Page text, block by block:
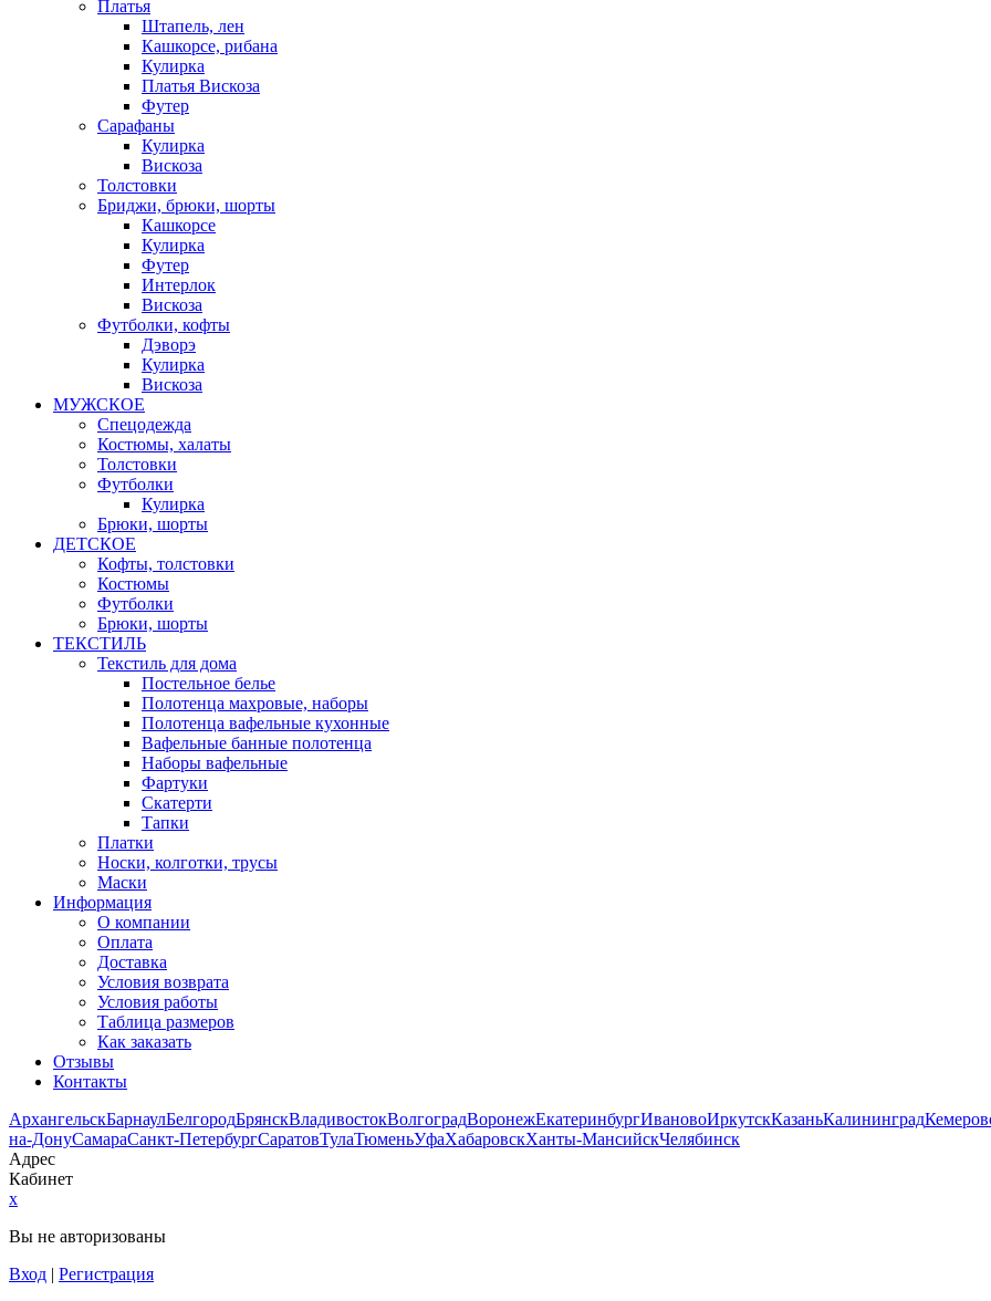
Платья
Штапель, лен
Кашкорсе, рибана
Кулирка
Платья Вискоза
Футер
Сарафаны
Кулирка
Вискоза
Толстовки
Бриджи, брюки, шорты
Кашкорсе
Кулирка
Футер
Интерлок
Вискоза
Футболки, кофты
Дэворэ
Кулирка
Вискоза
МУЖСКОЕ
Спецодежда
Костюмы, халаты
Толстовки
Футболки
Кулирка
Брюки, шорты
ДЕТСКОЕ
Кофты, толстовки
Костюмы
Футболки
Брюки, шорты
ТЕКСТИЛЬ
Текстиль для дома
Постельное белье
Полотенца махровые, наборы
Полотенца вафельные кухонные
Вафельные банные полотенца
Наборы вафельные
Фартуки
Скатерти
Тапки
Платки
Носки, колготки, трусы
Маски
Информация
О компании
Оплата
Доставка
Условия возврата
Условия работы
Таблица размеров
Как заказать
Отзывы
Контакты
АрхангельскБарнаулБелгородБрянскВладивостокВолгоградВоронежЕкатеринбургИвановоИркутскКазаньКалининград
на-ДонуСамараСанкт-ПетербургСаратовТулаТюменьУфаХабаровскХанты-МансийскЧелябинск
Адрес
Кабинет
x
Вы не авторизованы
Вход | Регистрация